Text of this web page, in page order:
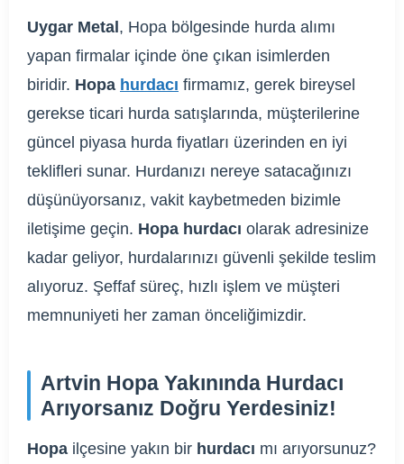
Uygar Metal , Hopa bölgesinde hurda alımı
yapan firmalar içinde öne çıkan isimlerden
biridir. Hopa hurdacı firmamız, gerek bireysel
gerekse ticari hurda satışlarında, müşterilerine
güncel piyasa hurda fiyatları üzerinden en iyi
teklifleri sunar. Hurdanızı nereye satacağınızı
düşünüyorsanız, vakit kaybetmeden bizimle
iletişime geçin. Hopa hurdacı olarak adresinize
kadar geliyor, hurdalarınızı güvenli şekilde teslim
alıyoruz. Şeffaf süreç, hızlı işlem ve müşteri
memnuniyeti her zaman önceliğimizdir.
Artvin Hopa Yakınında Hurdacı
Arıyorsanız Doğru Yerdesiniz!
Hopa ilçesine yakın bir hurdacı mı arıyorsunuz?